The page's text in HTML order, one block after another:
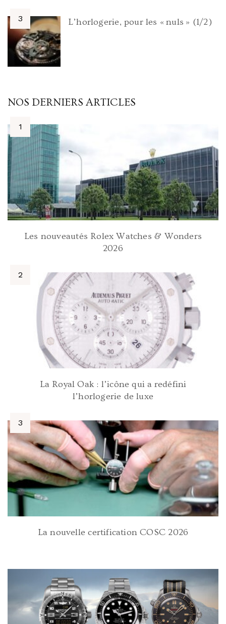
L’horlogerie, pour les « nuls » (1/2)
NOS DERNIERS ARTICLES
Les nouveautés Rolex Watches & Wonders
2026
La Royal Oak : l’icône qui a redéfini
l’horlogerie de luxe
La nouvelle certification COSC 2026